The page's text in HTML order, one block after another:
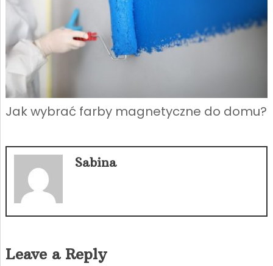
Jak wybrać farby magnetyczne do domu?
Sabina
Leave a Reply